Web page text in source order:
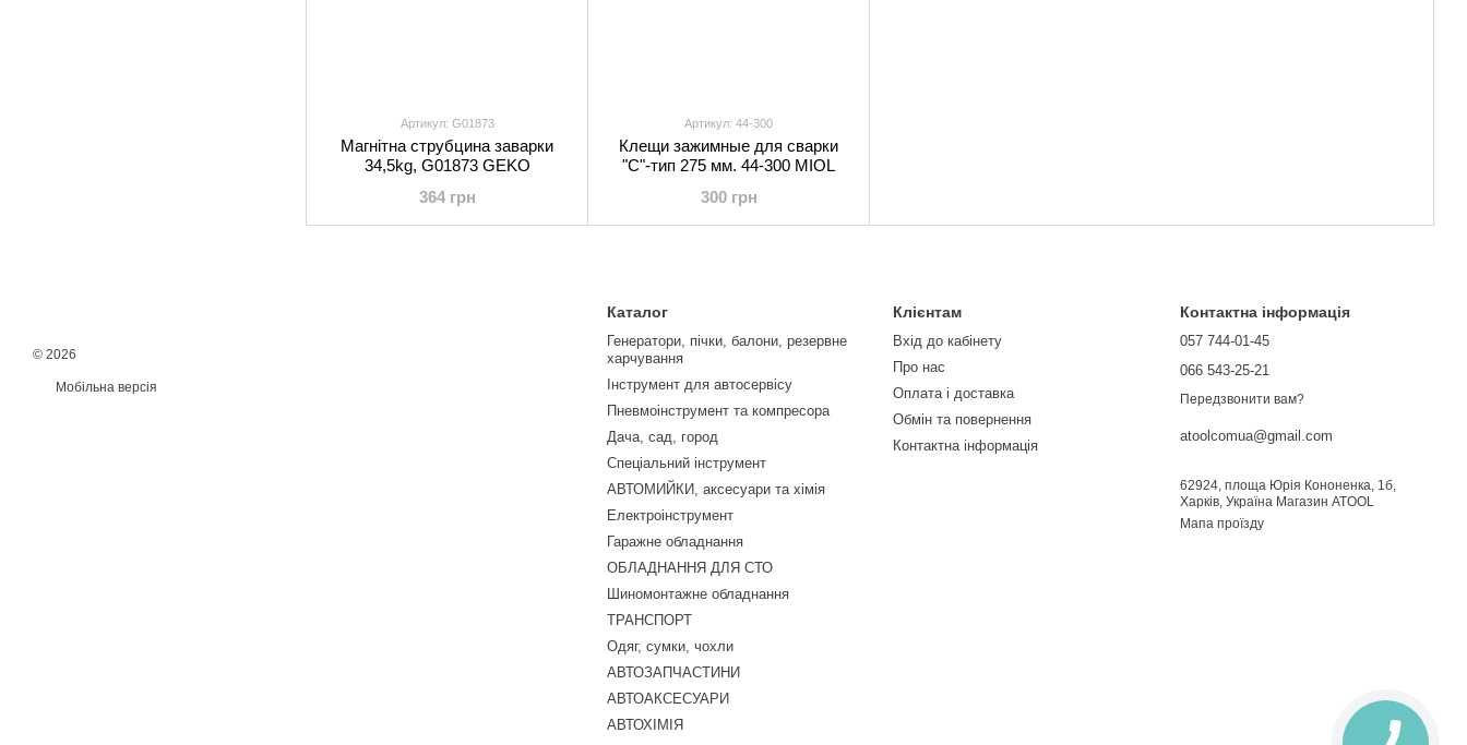
Артикул: G01873
Магнітна струбцина заварки
34,5kg, G01873 GEKO
364 грн
Артикул: 44-300
Клещи зажимные для сварки
"С"-тип 275 мм. 44-300 MIOL
300 грн
© 2026
Мобільна версія
Каталог
Генератори, пічки, балони, резервне
харчування
Інструмент для автосервісу
Пневмоінструмент та компресора
Дача, сад, город
Спеціальний інструмент
АВТОМИЙКИ, аксесуари та хімія
Електроінструмент
Гаражне обладнання
ОБЛАДНАННЯ ДЛЯ СТО
Шиномонтажне обладнання
ТРАНСПОРТ
Одяг, сумки, чохли
АВТОЗАПЧАСТИНИ
АВТОАКСЕСУАРИ
АВТОХІМІЯ
Клієнтам
Вхід до кабінету
Про нас
Оплата і доставка
Обмін та повернення
Контактна інформація
Контактна інформація
057 744-01-45
066 543-25-21
Передзвонити вам?
atoolcomua@gmail.com
62924, площа Юрія Кононенка, 1б,
Харків, Україна Магазин ATOOL
Мапа проїзду